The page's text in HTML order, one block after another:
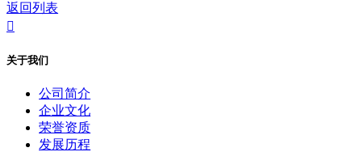
返回列表

关于我们
公司简介
企业文化
荣誉资质
发展历程